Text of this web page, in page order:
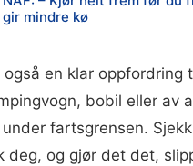
gir mindre kø
en klar oppfordring
bobil eller av
fartsgrensen.
deg, og gjør det det,